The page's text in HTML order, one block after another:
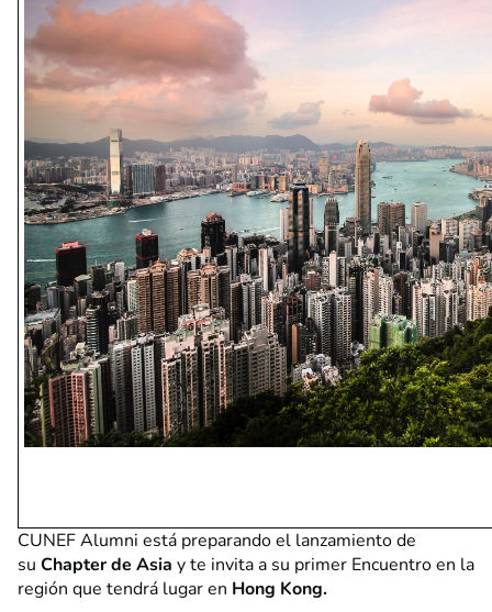
CUNEF Alumni está preparando el lanzamiento de
su Chapter de Asia y te invita a su primer Encuentro en la
región que tendrá lugar en Hong Kong.